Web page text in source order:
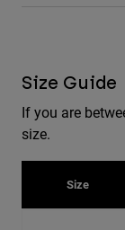
Size Guide
If you are
size.
Size